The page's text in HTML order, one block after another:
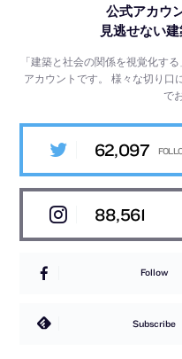
公式アカウ
見逃せない
「建築と社会の関係を視覚化す
アカウントです。様々な切り口
で
62,097
88,561
Follow
Subscribe